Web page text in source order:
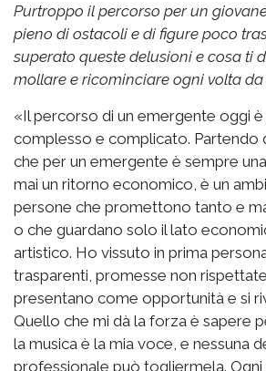
Purtroppo il percorso per un
pieno di ostacoli e di figure poco
superato queste delusioni e cosa ti
mollare e ricominciare ogni volta
«Il percorso di un emergente oggi è
complesso e complicato. Partendo
che per un emergente è sempre
mai un ritorno economico, è un
persone che promettono tanto e
o che guardano solo il lato
artistico. Ho vissuto in prima
trasparenti, promesse non
presentano come opportunità e si
Quello che mi dà la forza è sapere
la musica è la mia voce, e nessuna
professionale può togliermela.